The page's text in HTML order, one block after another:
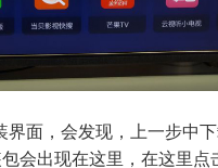
界面，会发现，上一步中
会出现在这里，在这里点